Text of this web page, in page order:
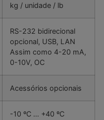
kg / unidade / lb
RS-232 bidirecional
opcional, USB, LAN
Assim como 4-20 mA,
0-10V, OC
Acessórios opcionais
-10 ºC … +40 ºC